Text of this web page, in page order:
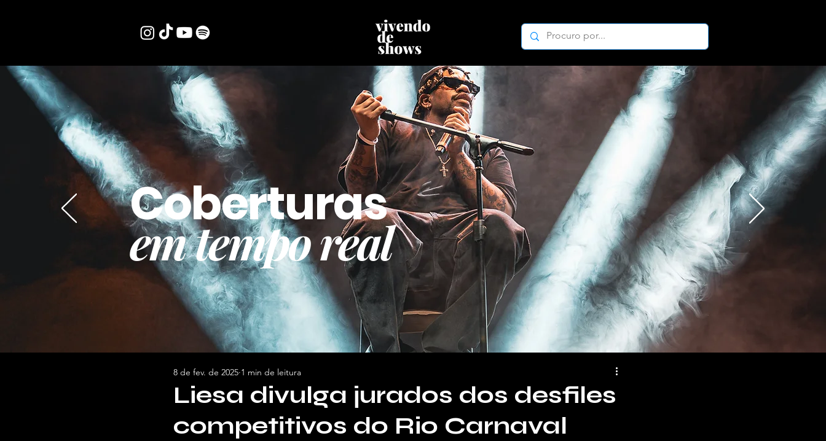
Coberturas
em tempo real
Liesa divulga jurados dos desfiles
competitivos do Rio Carnaval
8 de fev. de 2025 1 min de leitura